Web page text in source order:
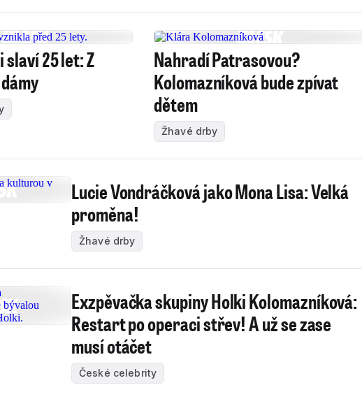
slaví 25 let: Z
Nahradí Patrasovou?
Kolomazníková bude zpívat
dětem
Žhavé drby
Lucie Vondráčková jako Mona Lisa: Velká
proměna!
Žhavé drby
Exzpěvačka skupiny Holki Kolomazníková:
Restart po operaci střev! A už se zase
musí otáčet
České celebrity